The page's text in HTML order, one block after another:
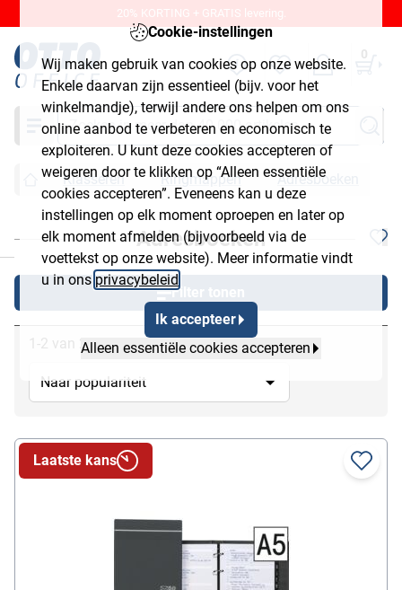
Cookie-instellingen
Wij maken gebruik van cookies op onze website.
Enkele daarvan zijn essentieel (bijv. voor het
winkelmandje), terwijl andere ons helpen om ons
online aanbod te verbeteren en economisch te
exploiteren. U kunt deze cookies accepteren of
weigeren door te klikken op “Alleen essentiële
cookies accepteren”. Eveneens kan u deze
instellingen op elk moment oproepen en later op
elk moment afmelden (bijvoorbeeld via de
voettekst op onze website). Meer informatie vindt
u in ons privacybeleid
Ik accepteer
Alleen essentiële cookies accepteren
20% KORTING + GRATIS levering.
0
Zoeken
Klasseren Ringmappen Adresboeken
Adresboeken
Filter tonen
1-2 van 2
Laatste kans